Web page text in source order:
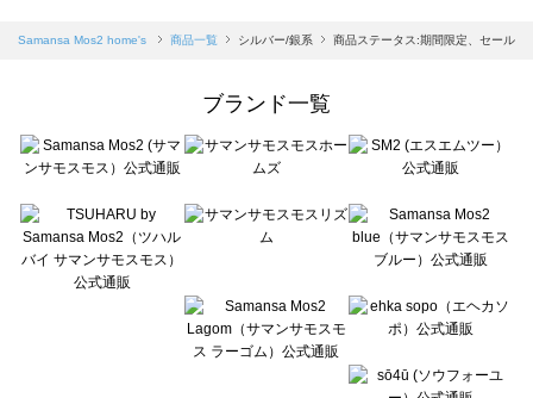
Samansa Mos2 blue（サマンサモスモス ブルー）の一覧
Te chichi（テチチ）の一覧
Te chichi CLASSIC（テチチ クラシック）の一覧
Lugnoncure（ルノンキュール）の一覧
BETTY'S BLUE（べティーズブルー）の一覧
Wpc.（ワールドパーティー）の一覧
Samansa Mos2 home's 商品一覧 シルバー/銀系 商品ステータス:期間限定、セール
ブランド一覧